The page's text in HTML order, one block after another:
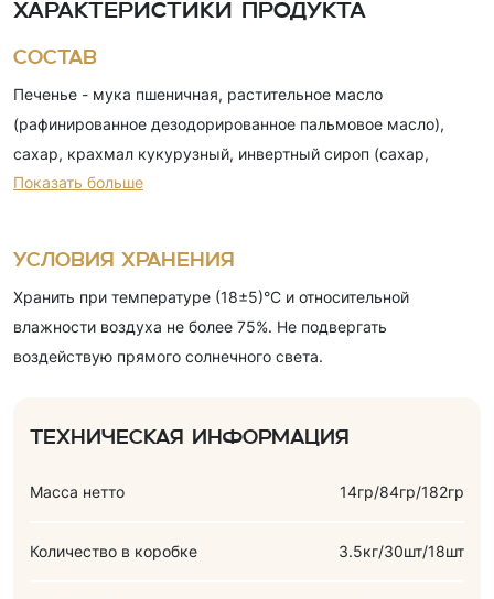
Характеристики продукта
Состав
Печенье - мука пшеничная, растительное масло
(рафинированное дезодорированное пальмовое масло),
сахар, крахмал кукурузный, инвертный сироп (сахар,
кислота лимонная), глюкозный сироп, сыворотка молочная
ароматизатор (ванилин); глазурь - сахар, заменитель масла
какао (рафинированное дезодорированное
гидрогенизированное фракционированное пальмоядровое
масло, эмульгатор (соевый лецитин)), какао-порошок,
сахар, желатин(говяжий), регулятор кислотности (кислота
Показать больше
Условия хранения
Хранить при температуре (18±5)°C и относительной
влажности воздуха не более 75%. Не подвергать
воздействую прямого солнечного света.
Техническая информация
Масса нетто 14гр/84гр/182гр
Количество в коробке 3.5кг/30шт/18шт